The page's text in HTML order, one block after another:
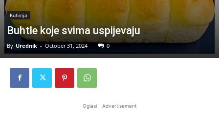
Kuhinja
Buhtle koje svima uspijevaju
By Urednik - October 31, 2024 0
Oglasi - Advertisement